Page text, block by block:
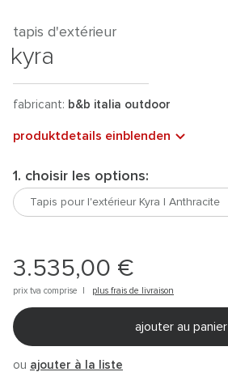
tapis d'extérieur
kyra
fabricant: b&b italia outdoor
produktdetails einblenden
1. choisir les options:
3.535,00 €
prix tva comprise | plus frais de livraison
ajouter au panier
ou ajouter à la liste